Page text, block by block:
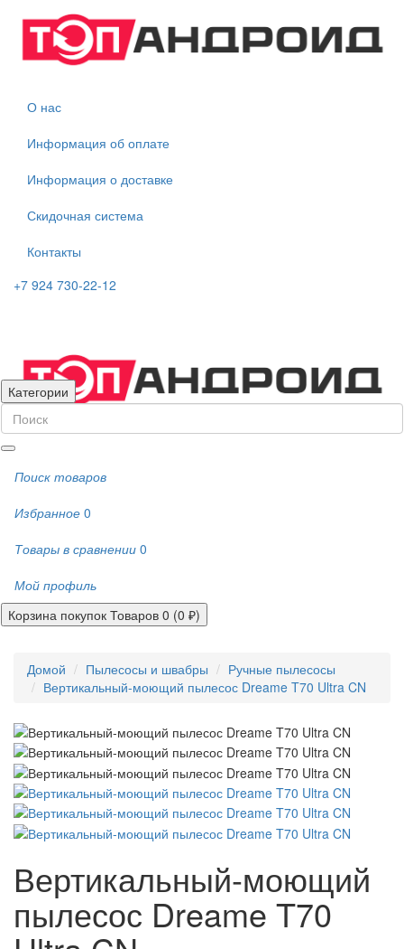
О нас
Информация об оплате
Информация о доставке
Скидочная система
Контакты
+7 924 730-22-12
Категории
Поиск товаров
Избранное 0
Товары в сравнении 0
Мой профиль
Корзина покупок Товаров 0 (0 ₽)
Домой Пылесосы и швабры
Ручные пылесосы
Вертикальный-моющий пылесос Dreame T70 Ultra CN
Вертикальный-моющий
пылесос Dreame T70